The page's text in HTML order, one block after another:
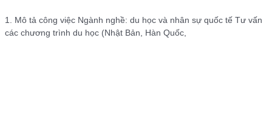
1. Mô tả công việc Ngành nghề: du học và nhân sự quốc tế Tư vấn
các chương trình du học (Nhật Bản, Hàn Quốc,